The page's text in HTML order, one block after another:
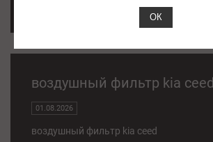
фильтр воздушный kia sorento
воздушный фильтр kia ceed
01.08.2026
воздушный фильтр kia ceed
ОК